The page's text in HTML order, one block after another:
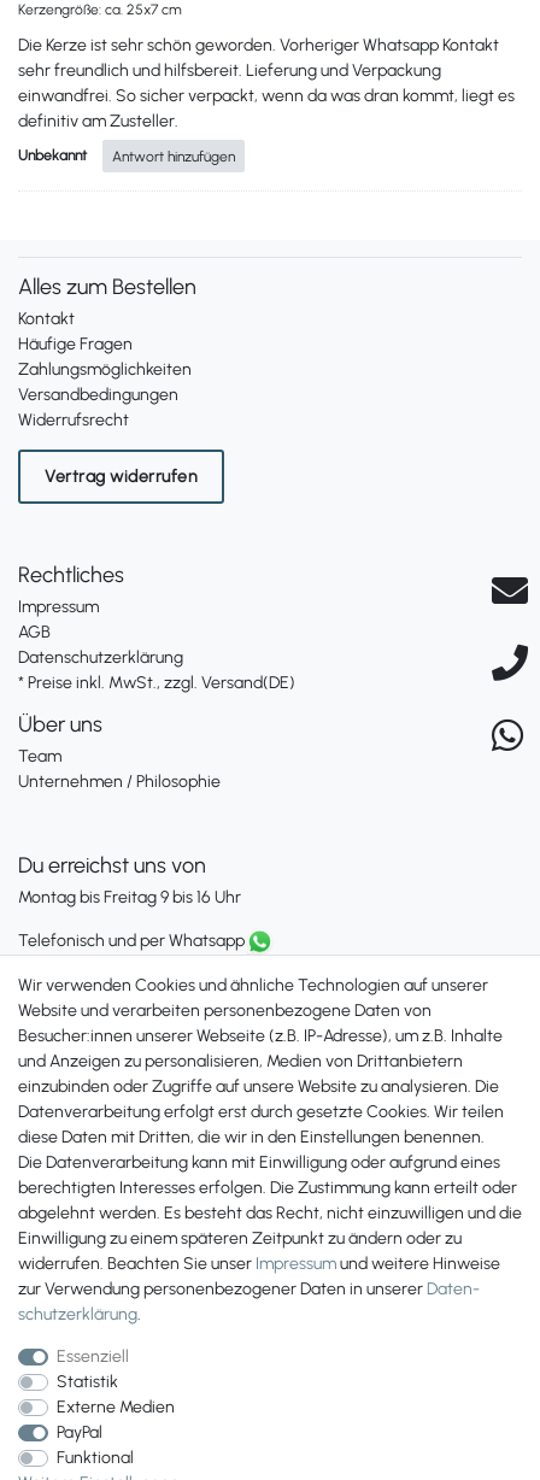
Kerzengröße: ca. 25x7 cm
Die Kerze ist sehr schön geworden. Vorheriger Whatsapp Kontakt
sehr freundlich und hilfsbereit. Lieferung und Verpackung
einwandfrei. So sicher verpackt, wenn da was dran kommt, liegt es
definitiv am Zusteller.
Unbekannt Antwort hinzufügen
Alles zum Bestellen
Kontakt
Häufige Fragen
Zahlungsmöglichkeiten
Versandbedingungen
Widerrufsrecht
Vertrag widerrufen
Rechtliches
Impressum
AGB
Datenschutzerklärung
* Preise inkl. MwSt., zzgl. Versand(DE)
Über uns
Team
Unternehmen / Philosophie
Du erreichst uns von
Montag bis Freitag 9 bis 16 Uhr
Telefonisch und per Whatsapp
+49 561 287 907 84
Zahlungsmöglichkeiten
Wir verwenden Cookies und ähnliche Technologien auf unserer
Website und verarbeiten personenbezogene Daten von
Besucher:innen unserer Webseite (z.B. IP-Adresse), um z.B. Inhalte
und Anzeigen zu personalisieren, Medien von Drittanbietern
einzubinden oder Zugriffe auf unsere Website zu analysieren. Die
Datenverarbeitung erfolgt erst durch gesetzte Cookies. Wir teilen
diese Daten mit Dritten, die wir in den Einstellungen benennen.
Die Datenverarbeitung kann mit Einwilligung oder aufgrund eines
berechtigten Interesses erfolgen. Die Zustimmung kann erteilt oder
abgelehnt werden. Es besteht das Recht, nicht einzuwilligen und die
Einwilligung zu einem späteren Zeitpunkt zu ändern oder zu
widerrufen. Beachten Sie unser Impressumund weitere Hinweise
zur Verwendung personenbezogener Daten in unsererDaten­
schutz­erklärung.
Essenziell
Statistik
Externe Medien
PayPal
Funktional